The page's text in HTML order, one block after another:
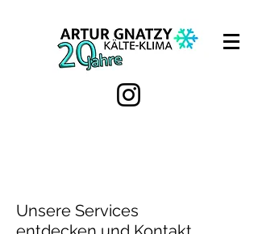
Unsere Services